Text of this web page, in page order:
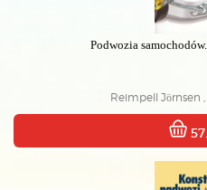
Podwozia
Reimpell Jörnsen